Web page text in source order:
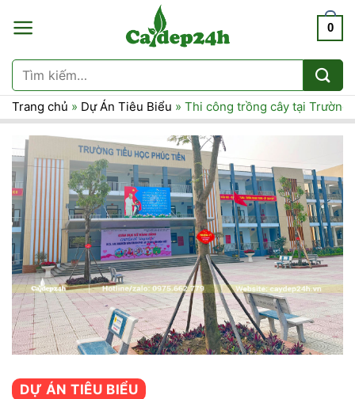
đến
dung
0
Tìm
kiếm:
Trang chủ » Dự Án Tiêu Biểu » Thi công trồng cây tại Trường
DỰ ÁN TIÊU BIỂU